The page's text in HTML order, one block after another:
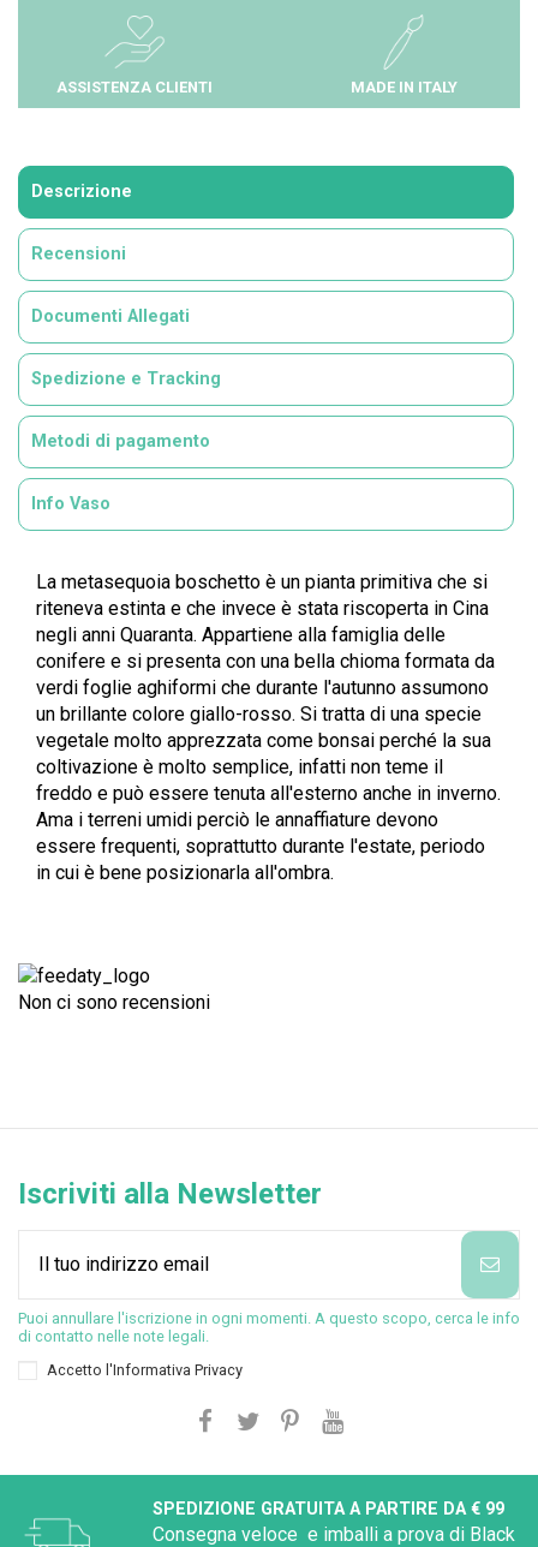
ASSISTENZA CLIENTI MADE IN ITALY
Descrizione
Recensioni
Documenti Allegati
Spedizione e Tracking
Metodi di pagamento
Info Vaso
La metasequoia boschetto è un pianta primitiva che si
riteneva estinta e che invece è stata riscoperta in Cina
negli anni Quaranta. Appartiene alla famiglia delle
conifere e si presenta con una bella chioma formata da
verdi foglie aghiformi che durante l'autunno assumono
un brillante colore giallo-rosso. Si tratta di una specie
vegetale molto apprezzata come bonsai perché la sua
coltivazione è molto semplice, infatti non teme il
freddo e può essere tenuta all'esterno anche in inverno.
Ama i terreni umidi perciò le annaffiature devono
essere frequenti, soprattutto durante l'estate, periodo
in cui è bene posizionarla all'ombra.
Non ci sono recensioni
Iscriviti alla Newsletter
Puoi annullare l'iscrizione in ogni momenti. A questo scopo, cerca le info
di contatto nelle note legali.
Accetto l'Informativa Privacy
SPEDIZIONE GRATUITA A PARTIRE DA € 99
Consegna veloce e imballi a prova di Black